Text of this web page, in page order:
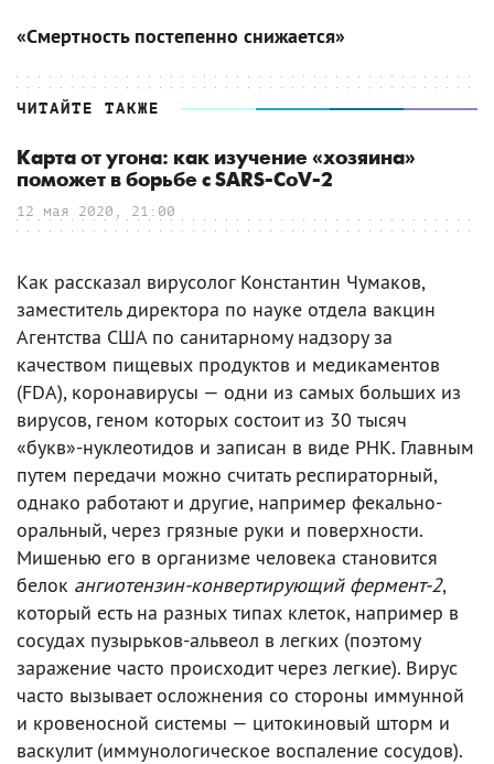
«Смертность постепенно снижается»
ЧИТАЙТЕ ТАКЖЕ
Карта от угона: как изучение «хозяина»
поможет в борьбе с SARS-CoV-2
12 мая 2020, 21:00
Как рассказал вирусолог Константин Чумаков,
заместитель директора по науке отдела вакцин
Агентства США по санитарному надзору за
качеством пищевых продуктов и медикаментов
(FDA), коронавирусы — одни из самых больших из
вирусов, геном которых состоит из 30 тысяч
«букв»-нуклеотидов и записан в виде РНК. Главным
путем передачи можно считать респираторный,
однако работают и другие, например фекально-
оральный, через грязные руки и поверхности.
Мишенью его в организме человека становится
белок ангиотензин-конвертирующий фермент-2,
который есть на разных типах клеток, например в
сосудах пузырьков-альвеол в легких (поэтому
заражение часто происходит через легкие). Вирус
часто вызывает осложнения со стороны иммунной
и кровеносной системы — цитокиновый шторм и
васкулит (иммунологическое воспаление сосудов).